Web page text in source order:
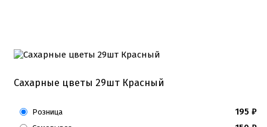
Сахарные цветы 29шт Красный
Розница 195 ₽